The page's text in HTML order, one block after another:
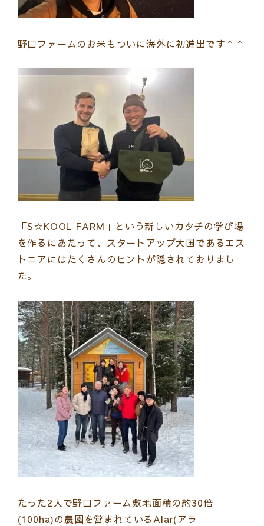
野口ファームのお米もついに海外に初進出です＾＾
「S☆KOOL FARM」という新しいカタチの学び場
を作るにあたって、スタートアップ大国であるエス
トニアにはたくさんのヒントが隠されておりまし
た。
たった2人で野口ファーム敷地面積の約30倍
(100ha)の農園を営まれているAlar(アラ